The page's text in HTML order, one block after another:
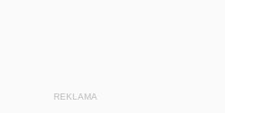
REKLAMA